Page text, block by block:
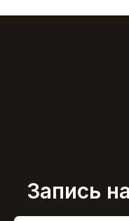
Запись